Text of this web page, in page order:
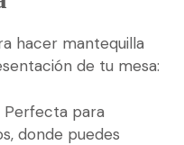
hacer mantequilla
de tu mesa:
Perfecta para
donde puedes